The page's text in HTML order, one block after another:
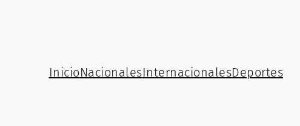
InicioNacionalesInternacionalesDeportes